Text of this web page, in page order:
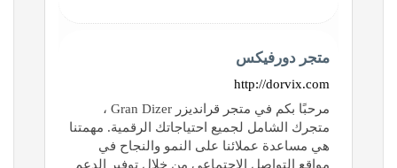
متجر دورفيكس
http://dorvix.com
مرحبًا بكم في متجر قرانديزر Gran Dizer ،
متجرك الشامل لجميع احتياجاتك الرقمية. مهمتنا
هي مساعدة عملائنا على النمو والنجاح في
مواقع التواصل الإجتماعي من خلال توفير الدعم